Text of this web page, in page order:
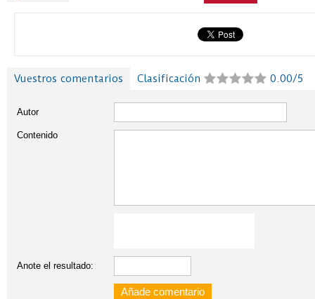
Vuestros comentarios Clasificación 0.00/5
Autor
Contenido
Anote el resultado: